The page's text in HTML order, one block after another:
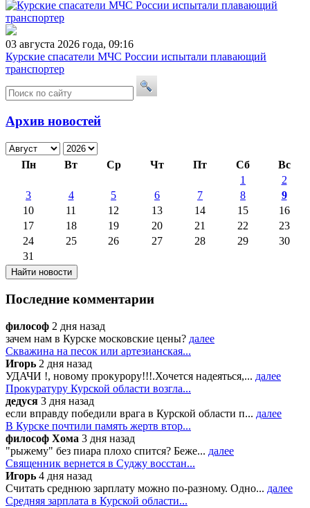
03 августа 2026 года, 09:16
Курские спасатели МЧС России испытали плавающий
транспортер
Архив новостей
Пн Вт Ср Чт Пт Сб
Вс
1
2
3
4 5 6 7 8
9
10
11 12 13 14 15
16
17
18 19 20 21 22
23
24
25 26 27 28 29
30
31
Последние комментарии
философ 2 дня назад
зачем нам в Курске московские цены? далее
Скважина на песок или артезианская...
Игорь 2 дня назад
УДАЧИ !, новому прокурору!!!.Хочется надеяться,... далее
Прокуратуру Курской области возгла...
дедуся 3 дня назад
если вправду победили врага в Курской области п... далее
В Курске почтили память жертв втор...
философ Хома 3 дня назад
"рыжему" без пиара плохо спится? Беже... далее
Священник вернется в Суджу восстан...
Игорь 4 дня назад
Считать среднюю зарплату можно по-разному. Одно... далее
Средняя зарплата в Курской области...